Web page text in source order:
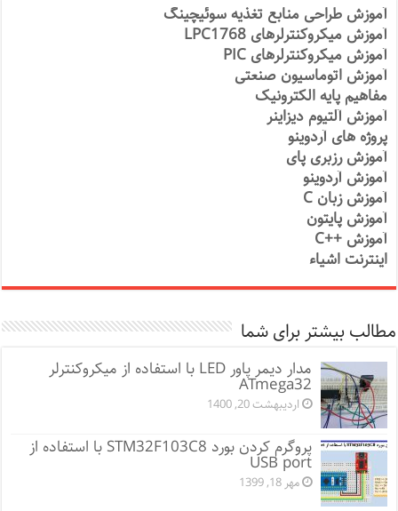
آموزش طراحی منابع تغذیه سوئیچینگ
آموزش میکروکنترلرهای LPC1768
آموزش میکروکنترلرهای PIC
آموزش اتوماسیون صنعتی
مفاهیم پایه الکترونیک
آموزش آلتیوم دیزاینر
پروژه های آردوینو
آموزش رزبری پای
آموزش آردوینو
آموزش زبان C
آموزش پایتون
آموزش ++C
اینترنت اشیاء
مطالب بیشتر برای شما
مدار دیمر پاور LED با استفاده از میکروکنترلر
ATmega32
اردیبهشت 20, 1400
پروگرم کردن بورد STM32F103C8 با استفاده از
USB port
مهر 18, 1399